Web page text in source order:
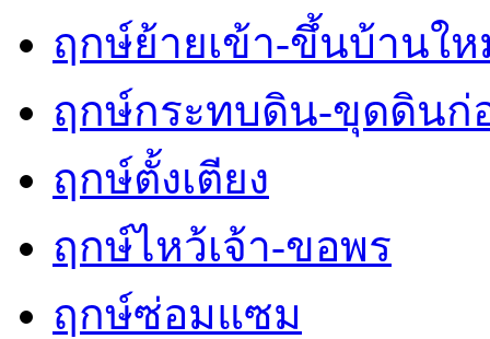
ฤกษ์ย้ายเข้า-ขึ้นบ้านใ
ฤกษ์กระทบดิน-ขุดดินก่
ฤกษ์ตั้งเตียง
ฤกษ์ไหว้เจ้า-ขอพร
ฤกษ์ซ่อมแซม